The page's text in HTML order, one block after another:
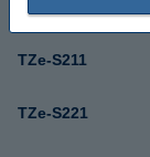
TZe-S211
TZe-S221